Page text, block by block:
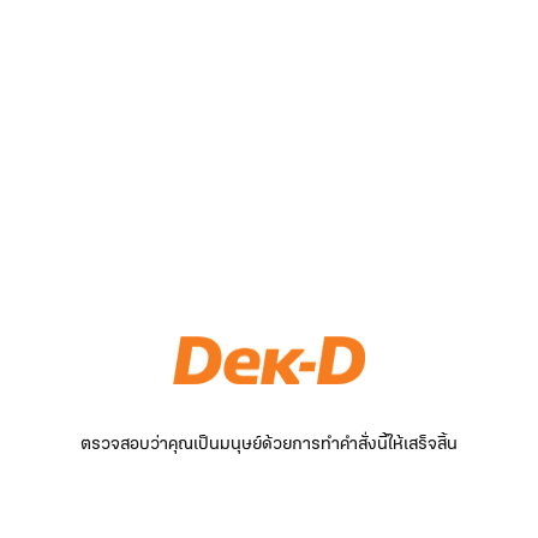
ตรวจสอบว่าคุณเป็นมนุษย์ด้วยการทำคำสั่งนี้ให้เสร็จสิ้น